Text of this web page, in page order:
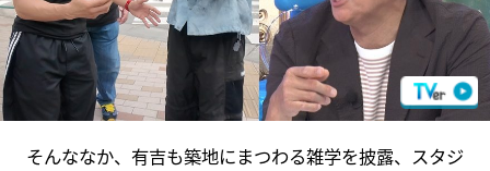
そんななか、有吉も築地にまつわる雑学を披露、スタジ